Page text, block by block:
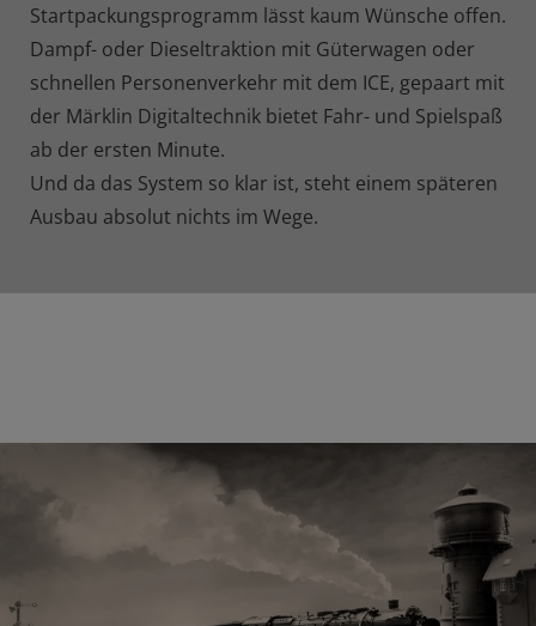
Startpackungsprogramm lässt kaum Wünsche offen.
Dampf- oder Dieseltraktion mit Güterwagen oder
schnellen Personenverkehr mit dem ICE, gepaart mit
der Märklin Digitaltechnik bietet Fahr- und Spielspaß
ab der ersten Minute.
Und da das System so klar ist, steht einem späteren
Ausbau absolut nichts im Wege.